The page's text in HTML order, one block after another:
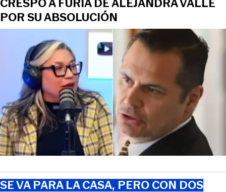
CRESPO A FURIA DE ALEJANDRA VALLE
POR SU ABSOLUCIÓN
SE VA PARA LA CASA, PERO CON DOS